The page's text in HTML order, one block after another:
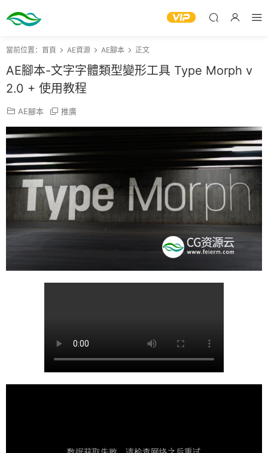
當前位置： 首頁 AE資源 AE腳本 正文
AE腳本-文字字體類型變形工具 Type Morph v
2.0 + 使用教程
AE腳本 推廣